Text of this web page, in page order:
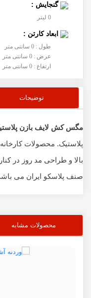
گنجایش :
0 لیتر
ابعاد کارتن :
طول : 0 سانتی متر
عرض : 0 سانتی متر
ارتفاع : 0 سانتی متر
توضیحات
مگس کش لایف بازن
پلاستیک. محصولات
بالا و طراحی مد روز در
صنف پلاسکو ایران می
محصولات مشابه